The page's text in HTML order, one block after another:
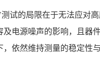
试的局限在于无法应对
及电源噪声的影响，且器
，依然维持测量的稳定性